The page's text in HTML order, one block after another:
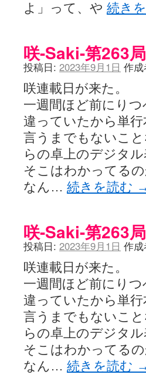
よ」って、や 続き
咲-Saki-第263局
投稿日: 2023年9月1日 作成
咲連載日が来た。
一週間ほど前にり
違っていたから単
言うまでもないこ
らの卓上のデジタ
そこはわかってるの
なん… 続きを読む
咲-Saki-第263局
投稿日: 2023年9月1日 作成
咲連載日が来た。
一週間ほど前にり
違っていたから単
言うまでもないこ
らの卓上のデジタ
そこはわかってるの
なん… 続きを読む